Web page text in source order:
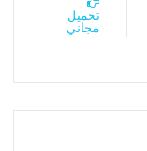
تحميل
مجاني